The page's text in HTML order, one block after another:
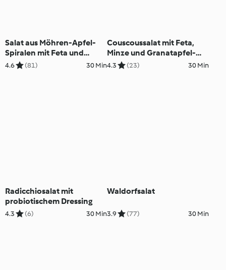
Salat aus Möhren-Apfel-
Spiralen mit Feta und
Nüssen
4.6 (81) 30 Min
Couscoussalat mit Feta,
Minze und Granatapfel-
Vinaigrette
4.3 (23) 30 Min
Radicchiosalat mit
probiotischem Dressing
4.3 (6) 30 Min
Waldorfsalat
3.9 (77) 30 Min